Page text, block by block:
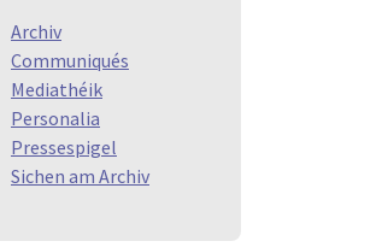
Archiv
Communiqués
Mediathéik
Personalia
Pressespigel
Sichen am Archiv